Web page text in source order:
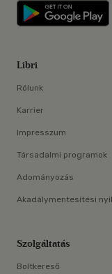
Libri
Rólunk
Karrier
Impresszum
Társadalmi programok
Adományozás
Akadálymentesítési
Szolgáltatás
Boltkereső